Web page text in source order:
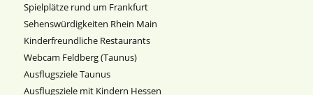
Spielplätze rund um Frankfurt
Sehenswürdigkeiten Rhein Main
Kinderfreundliche Restaurants
Webcam Feldberg (Taunus)
Ausflugsziele Taunus
Ausflugsziele mit Kindern Hessen